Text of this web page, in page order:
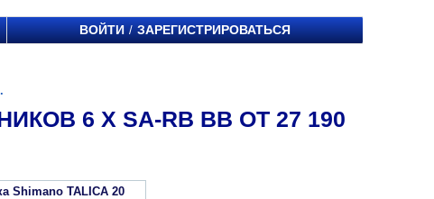
ВОЙТИ / ЗАРЕГИСТРИРОВАТЬСЯ
6 Х SA-RB BB ОТ 27 190
Shimano TALICA 20